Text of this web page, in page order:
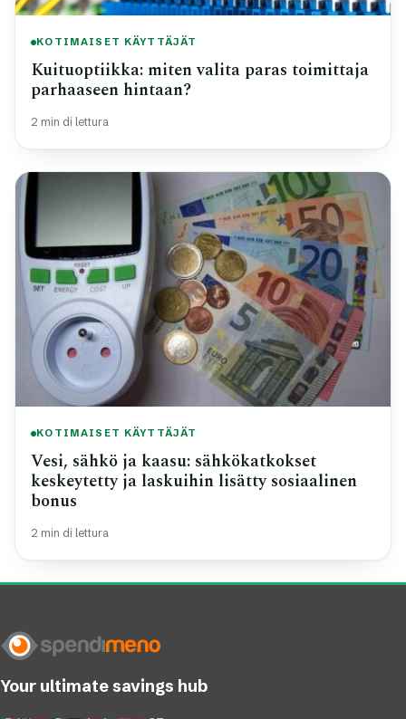
KOTIMAISET KÄYTTÄJÄT
Kuituoptiikka: miten valita paras toimittaja
parhaaseen hintaan?
2 min di lettura
KOTIMAISET KÄYTTÄJÄT
Vesi, sähkö ja kaasu: sähkökatkokset
keskeytetty ja laskuihin lisätty sosiaalinen
bonus
2 min di lettura
Your ultimate savings hub